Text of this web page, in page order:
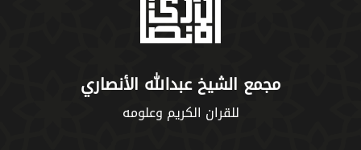
مجمع الشيخ عبدالله الأنصاري
للقران الكريم وعلومه